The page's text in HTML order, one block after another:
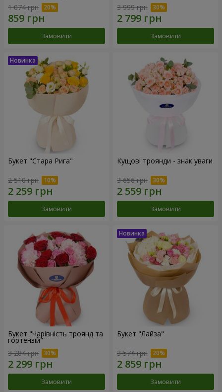
1 074 грн
Замовити
3 999 грн
Замовити
Букет "Стара Рига"
2 510 грн
Замовити
Кущові троянди - знак уваги
3 656 грн
Замовити
Букет "Чарівність троянд та
гортензій"
3 284 грн
Замовити
Букет "Лайза"
3 574 грн
Замовити